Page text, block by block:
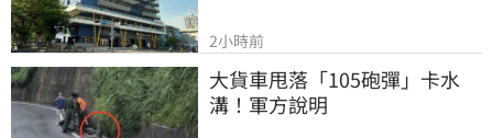
2小時前
大貨車甩落「105砲彈」卡水
溝！軍方說明